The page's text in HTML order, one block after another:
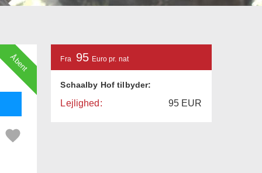
Åbent Fra 95 Euro pr. nat
Schaalby Hof tilbyder:
Lejlighed: 95 EUR